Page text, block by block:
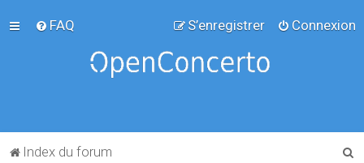
FAQ Connexion
S’enregistrer
Index du forum